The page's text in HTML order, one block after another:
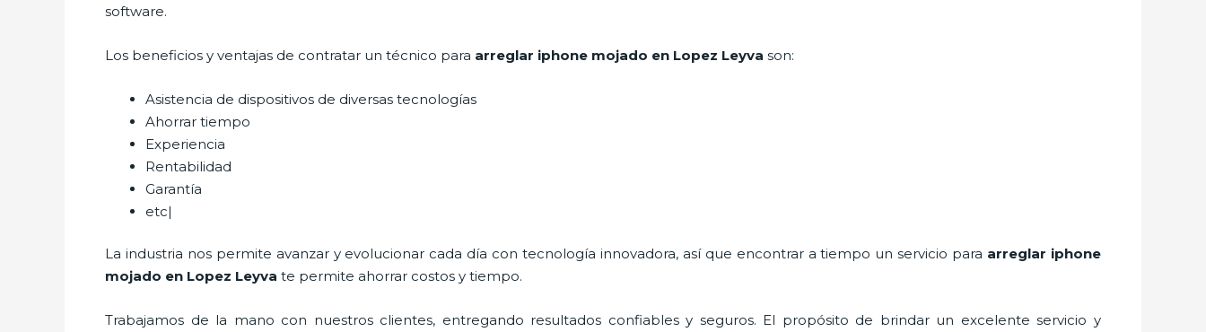
software.
Los beneficios y ventajas de contratar un técnico para arreglar iphone mojado en Lopez Leyva son:
Asistencia de dispositivos de diversas tecnologías
Ahorrar tiempo
Experiencia
Rentabilidad
Garantía
etc|
La industria nos permite avanzar y evolucionar cada día con tecnología innovadora, así que encontrar a tiempo un servicio para arreglar iphone
mojado en Lopez Leyva te permite ahorrar costos y tiempo.
Trabajamos de la mano con nuestros clientes, entregando resultados confiables y seguros. El propósito de brindar un excelente servicio y